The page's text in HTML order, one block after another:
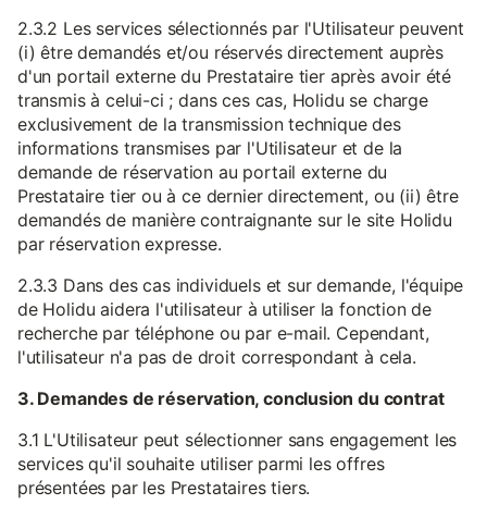
2.3.2 Les services sélectionnés par l'Utilisateur peuvent
(i) être demandés et/ou réservés directement auprès
d'un portail externe du Prestataire tier après avoir été
transmis à celui-ci ; dans ces cas, Holidu se charge
exclusivement de la transmission technique des
informations transmises par l'Utilisateur et de la
demande de réservation au portail externe du
Prestataire tier ou à ce dernier directement, ou (ii) être
demandés de manière contraignante sur le site Holidu
par réservation expresse.
2.3.3 Dans des cas individuels et sur demande, l'équipe
de Holidu aidera l'utilisateur à utiliser la fonction de
recherche par téléphone ou par e-mail. Cependant,
l'utilisateur n'a pas de droit correspondant à cela.
3. Demandes de réservation, conclusion du contrat
3.1 L'Utilisateur peut sélectionner sans engagement les
services qu'il souhaite utiliser parmi les offres
présentées par les Prestataires tiers.